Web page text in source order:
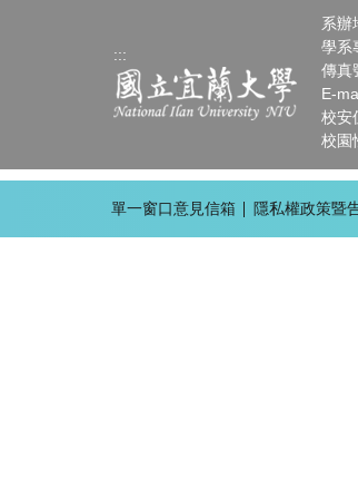
:::
系辦
學系
傳真
E-
校安
校園
單一窗口意見信箱 隱私權政策暨